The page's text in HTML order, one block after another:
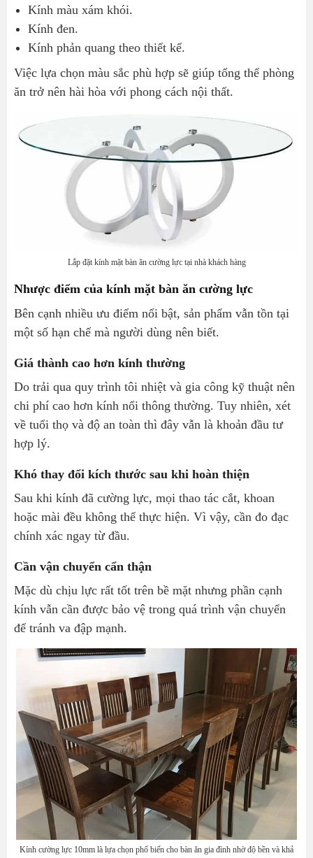
Kính màu xám khói.
Kính đen.
Kính phản quang theo thiết kế.
Việc lựa chọn màu sắc phù hợp sẽ giúp tổng thể phòng
ăn trở nên hài hòa với phong cách nội thất.
Lắp đặt kính mặt bàn ăn cường lực tại nhà khách hàng
Nhược điểm của kính mặt bàn ăn cường lực
Bên cạnh nhiều ưu điểm nổi bật, sản phẩm vẫn tồn tại
một số hạn chế mà người dùng nên biết.
Giá thành cao hơn kính thường
Do trải qua quy trình tôi nhiệt và gia công kỹ thuật nên
chi phí cao hơn kính nổi thông thường. Tuy nhiên, xét
về tuổi thọ và độ an toàn thì đây vẫn là khoản đầu tư
hợp lý.
Khó thay đổi kích thước sau khi hoàn thiện
Sau khi kính đã cường lực, mọi thao tác cắt, khoan
hoặc mài đều không thể thực hiện. Vì vậy, cần đo đạc
chính xác ngay từ đầu.
Cần vận chuyển cẩn thận
Mặc dù chịu lực rất tốt trên bề mặt nhưng phần cạnh
kính vẫn cần được bảo vệ trong quá trình vận chuyển
để tránh va đập mạnh.
Kính cường lực 10mm là lựa chọn phổ biến cho bàn ăn gia đình nhờ độ bền và khả